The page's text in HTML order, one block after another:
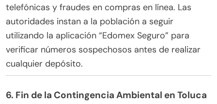
telefónicas y fraudes en compras en línea. Las
autoridades instan a la población a seguir
utilizando la aplicación “Edomex Seguro” para
verificar números sospechosos antes de realizar
cualquier depósito.
6. Fin de la Contingencia Ambiental en Toluca